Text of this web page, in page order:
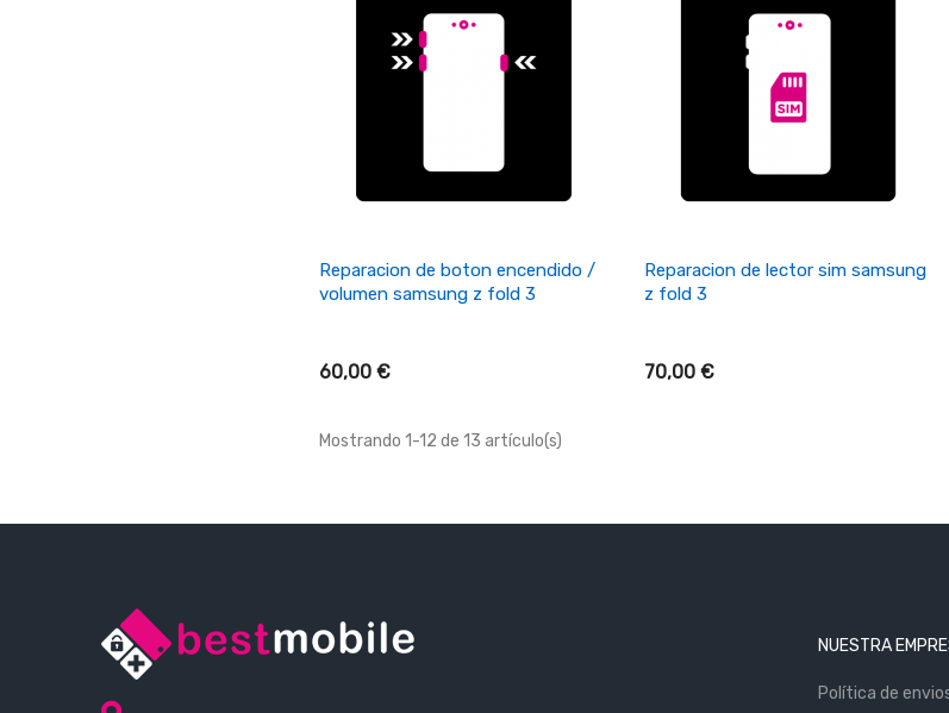
+ Añadir Al Carrito
Reparacion de boton encendido /
volumen samsung z fold 3
60,00 €
+ Añadir Al Carrito
Reparacion de lector sim samsung
z fold 3
70,00 €
Mostrando 1-12 de 13 artículo(s)
NUESTRA
Política de